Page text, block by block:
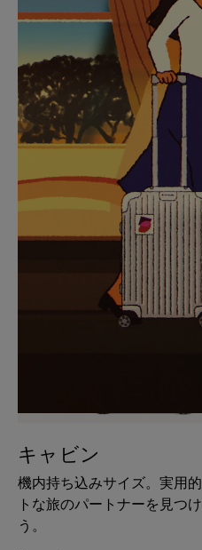
PLEASE
PRESS
TO
PAUSE
IT
PLEASE
PRESS
TO
UNMUTE
IT
厳選されたギ
あらゆる旅に
パートナーを
キャビン
機内持ち込みサイズ。実用
トな旅のパートナーを見つ
う。